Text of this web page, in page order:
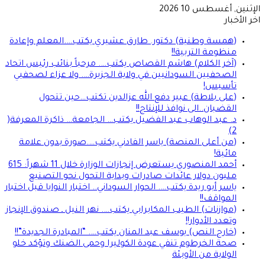
الإثنين, أغسطس 10 2026
اخر الأخبار
(همسة وطنية) دكتور. طارق عشيري يكتب….المعلم وإعادة
منظومة التربية!!
(آخر الكلام) هاشم القصاص يكتب…. مرحباً بنائب رئيس اتحاد
الصحفيين السودانيين في ولاية الجزيرة…. ولا عزاء لصحفيي
تأسيس!
(على بلاطة) عبير دفع الله عزالدين تكتب…حين تتحول
القضبان..الى نوافذ للإنتاج!!
د. عبد الوهاب عبد الفضيل يكتب… الجامعة… ذاكرة المعرفة(
2)
(من أعلى المنصة) ياسر الفادني يكتب….صورة بدون علامة
مائية!
أحمد المنصوري يستعرض إنجازات الوزارة خلال 11 شهراً: 615
مليون دولار عائدات صادرات وبداية التحول نحو التصنيع
ياسر أبو ريدة يكتب…. الحوار السوداني.. اختبار النوايا قبل اختبار
المواقف!!
(موازنات) الطيب المكابرابي يكتب…. نهر النيل ـ صندوق الإنجاز
وتعدد الأدوار!!
(خارج النص) يوسف عبد المنان يكتب…. “المبادرة الجديدة”!!
صحة الخرطوم تنفي عودة الكوليرا وحمى الضنك وتؤكد خلو
الولاية من الأوبئة